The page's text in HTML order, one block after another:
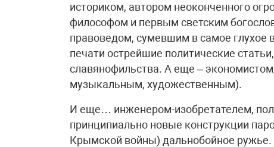
историком, автором неоконченного
философом и первым светским
правоведом, сумевшим в самое глухое
печати острейшие политические
славянофильства. А еще –
музыкальным, художественным).
И еще… инженером-изобретателем,
принципиально новые конструкции
Крымской войны) дальнобойное